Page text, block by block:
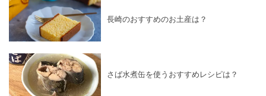
長崎のおすすめのお土産は？
さば水煮缶を使うおすすめレシピは？